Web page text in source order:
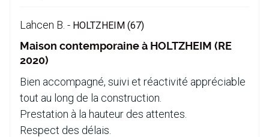
Lahcen B. - HOLTZHEIM (67)
Maison contemporaine à HOLTZHEIM (RE
2020)
Bien accompagné, suivi et réactivité appréciable
tout au long de la construction.
Prestation à la hauteur des attentes.
Respect des délais.